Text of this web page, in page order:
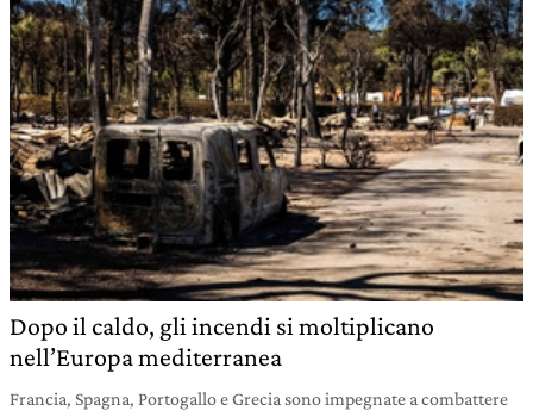
Dopo il caldo, gli incendi si moltiplicano
nell’Europa mediterranea
Francia, Spagna, Portogallo e Grecia sono impegnate a combattere